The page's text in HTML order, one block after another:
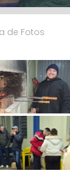
de Fotos